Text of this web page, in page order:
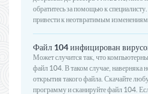
обратитесь за помощью к
привести к неотвратимым
Файл 104 инфицирован
Может случится так, что
файл 104. В таком случае, наверняка
открытия такого файла. Скачайте
программу и сканируйте файл 104.